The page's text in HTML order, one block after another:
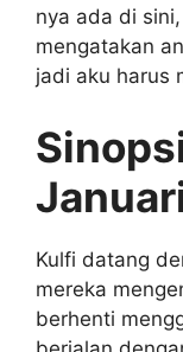
nya ada di
mengatakan
jadi aku harus
Kulfi datang
mereka
berhenti